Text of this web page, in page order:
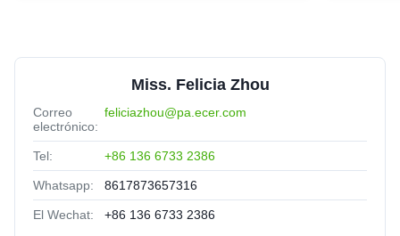
Miss. Felicia Zhou
Correo
electrónico:
feliciazhou@pa.ecer.com
Tel: +86 136 6733 2386
Whatsapp: 8617873657316
El Wechat: +86 136 6733 2386